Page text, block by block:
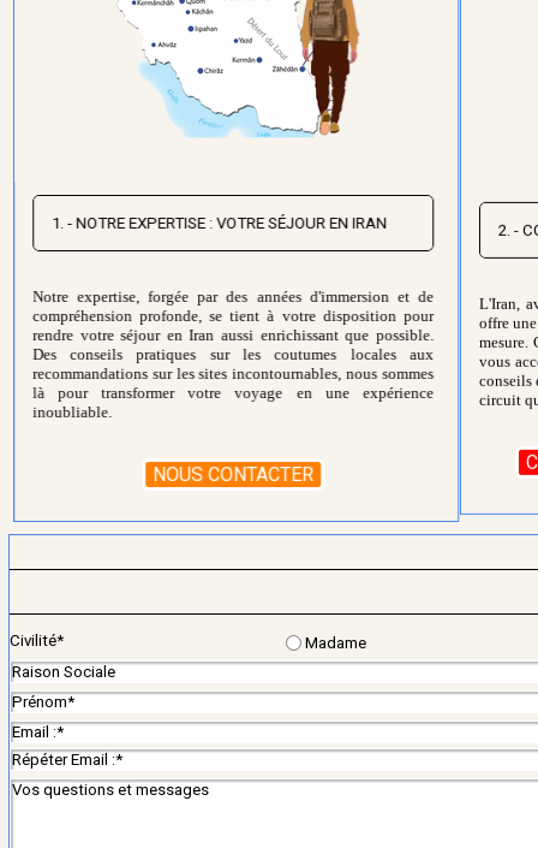
1. - NOTRE EXPERTISE : VOTRE SÉJOUR EN IRAN
Notre expertise, forgée par des années d'immersion et de
compréhension profonde, se tient à votre disposition pour
rendre votre séjour en Iran aussi enrichissant que possible.
Des conseils pratiques sur les coutumes locales aux
recommandations sur les sites incontournables, nous sommes
là pour transformer votre voyage en une expérience
inoubliable.
NOUS CONTACTER
2. -
L'Iran,
offre
mesure.
vous
conseils
circuit
Civilité* Madame